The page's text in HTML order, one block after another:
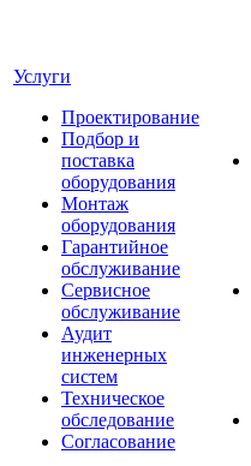
Услуги
Проектирование
Подбор и
поставка
оборудования
Монтаж
оборудования
Гарантийное
обслуживание
Сервисное
обслуживание
Аудит
инженерных
систем
Техническое
обследование
Согласование